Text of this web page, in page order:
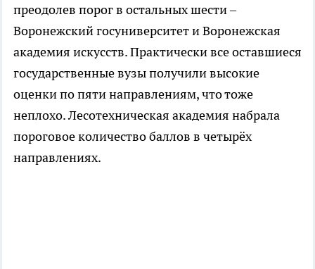
преодолев порог в остальных шести –
Воронежский госуниверситет и Воронежская
академия искусств. Практически все оставшиеся
государственные вузы получили высокие
оценки по пяти направлениям, что тоже
неплохо. Лесотехническая академия набрала
пороговое количество баллов в четырёх
направлениях.